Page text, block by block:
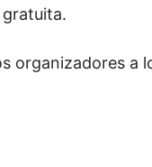
organizadores a